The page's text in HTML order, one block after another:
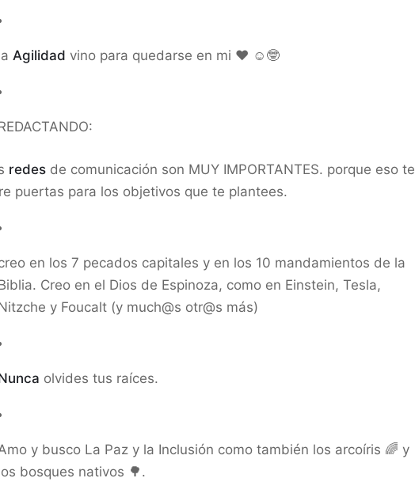
Agilidad vino para quedarse en mi ❤️ ☺️🤓
redes de comunicación son MUY IMPORTANTES. porque eso te
puertas para los objetivos que te plantees.
en los 7 pecados capitales y en los 10 mandamientos de la
Creo en el Dios de Espinoza, como en Einstein, Tesla,
y Foucalt (y much@s otr@s más)
olvides tus raíces.
y busco La Paz y la Inclusión como también los arcoíris 🌈 y
bosques nativos 🌳.